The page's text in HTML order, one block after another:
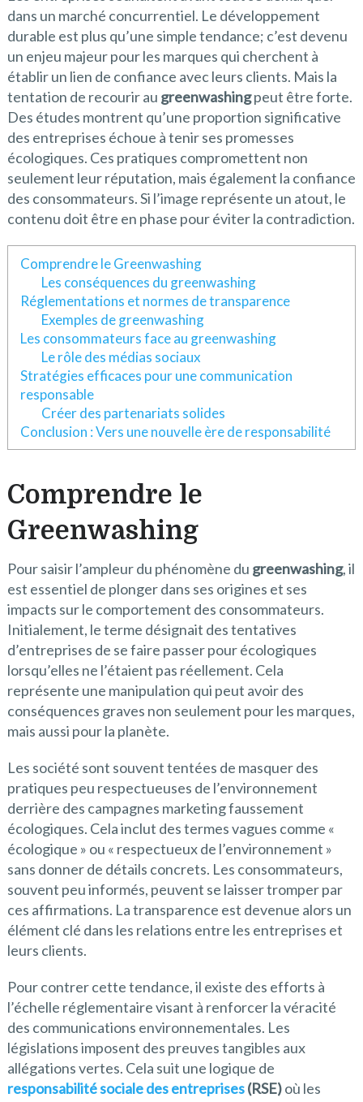
dans un marché concurrentiel. Le développement
durable est plus qu’une simple tendance; c’est devenu
un enjeu majeur pour les marques qui cherchent à
établir un lien de confiance avec leurs clients. Mais la
tentation de recourir au greenwashingpeut être forte.
Des études montrent qu’une proportion significative
des entreprises échoue à tenir ses promesses
écologiques. Ces pratiques compromettent non
seulement leur réputation, mais également la confiance
des consommateurs. Si l’image représente un atout, le
contenu doit être en phase pour éviter la contradiction.
Comprendre le Greenwashing
Les conséquences du greenwashing
Réglementations et normes de transparence
Exemples de greenwashing
Les consommateurs face au greenwashing
Le rôle des médias sociaux
Stratégies efficaces pour une communication
responsable
Créer des partenariats solides
Conclusion : Vers une nouvelle ère de responsabilité
Comprendre le
Greenwashing
Pour saisir l’ampleur du phénomène du greenwashing, il
est essentiel de plonger dans ses origines et ses
impacts sur le comportement des consommateurs.
Initialement, le terme désignait des tentatives
d’entreprises de se faire passer pour écologiques
lorsqu’elles ne l’étaient pas réellement. Cela
représente une manipulation qui peut avoir des
conséquences graves non seulement pour les marques,
mais aussi pour la planète.
Les société sont souvent tentées de masquer des
pratiques peu respectueuses de l’environnement
derrière des campagnes marketing faussement
écologiques. Cela inclut des termes vagues comme «
écologique » ou « respectueux de l’environnement »
sans donner de détails concrets. Les consommateurs,
souvent peu informés, peuvent se laisser tromper par
ces affirmations. La transparence est devenue alors un
élément clé dans les relations entre les entreprises et
leurs clients.
Pour contrer cette tendance, il existe des efforts à
l’échelle réglementaire visant à renforcer la véracité
des communications environnementales. Les
législations imposent des preuves tangibles aux
allégations vertes. Cela suit une logique de
responsabilité sociale des entreprises(RSE)où les